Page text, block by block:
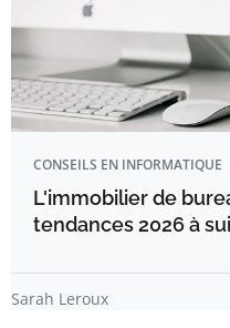
CONSEILS EN INFORMATIQUE
L'immobilier de
tendances 2026 à
Sarah Leroux